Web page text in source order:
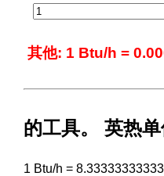
其他: 1 Btu/h =
的工具。 英热
1 Btu/h =